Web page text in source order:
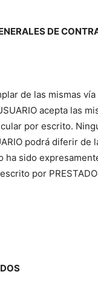
DE
de las mismas
acepta las
por escrito.
podrá diferir de
ha sido
por